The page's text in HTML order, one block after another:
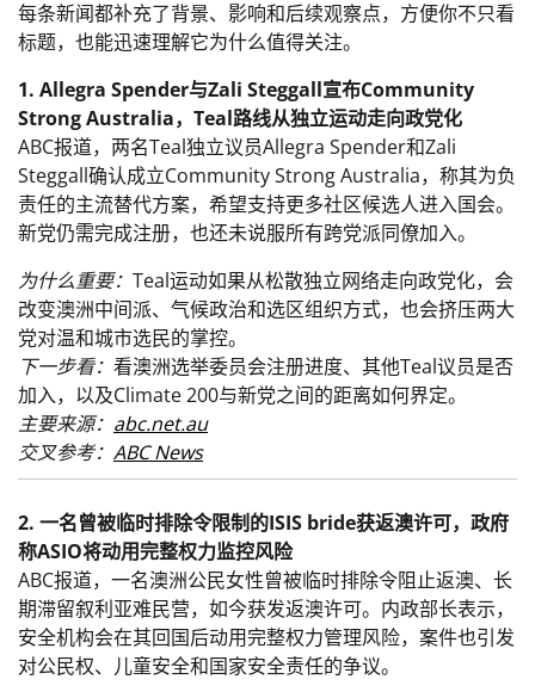
每条新闻都补充了背景、影响和后续观察点，方便你不只看
标题，也能迅速理解它为什么值得关注。
1. Allegra Spender与Zali Steggall宣布Community
Strong Australia，Teal路线从独立运动走向政党化
ABC报道，两名Teal独立议员Allegra Spender和Zali
Steggall确认成立Community Strong Australia，称其为负
责任的主流替代方案，希望支持更多社区候选人进入国会。
新党仍需完成注册，也还未说服所有跨党派同僚加入。
为什么重要： Teal运动如果从松散独立网络走向政党化，会
改变澳洲中间派、气候政治和选区组织方式，也会挤压两大
党对温和城市选民的掌控。
下一步看： 看澳洲选举委员会注册进度、其他Teal议员是否
加入，以及Climate 200与新党之间的距离如何界定。
主要来源： abc.net.au
交叉参考： ABC News
2. 一名曾被临时排除令限制的ISIS bride获返澳许可，政府
称ASIO将动用完整权力监控风险
ABC报道，一名澳洲公民女性曾被临时排除令阻止返澳、长
期滞留叙利亚难民营，如今获发返澳许可。内政部长表示，
安全机构会在其回国后动用完整权力管理风险，案件也引发
对公民权、儿童安全和国家安全责任的争议。